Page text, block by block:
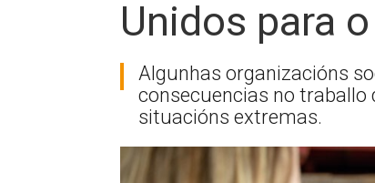
Unidos para
Algunhas organizacións
consecuencias no traballo
situacións extremas.